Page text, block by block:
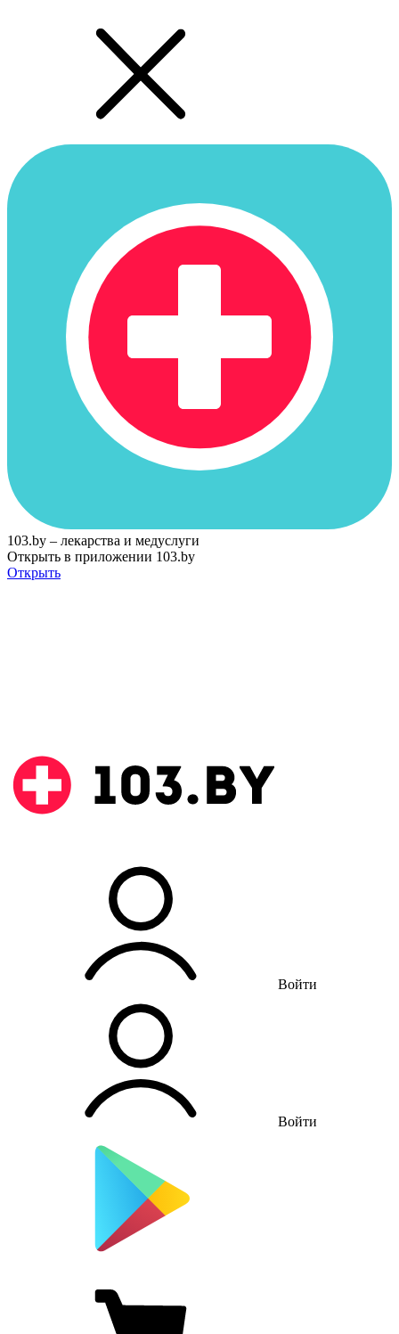
103.by – лекарства и медуслуги
Открыть в приложении 103.by
Открыть
Войти
Войти